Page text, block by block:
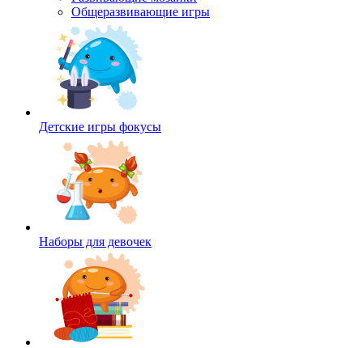
Общеразвивающие игры
Детские игры фокусы
Наборы для девочек